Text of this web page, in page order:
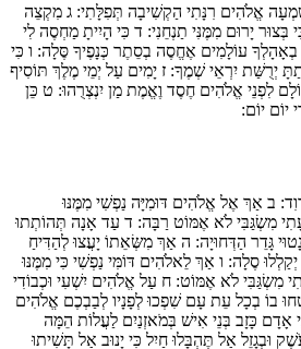
אֱלֹהִים רִנָּתִי הַקְשִׁיבָה תְּפִלָּתִי: ג מִקְצֵה
יָרוּם מִמֶּנִּי תַנְחֵנִי: ד כִּי הָיִיתָ מַחְסֶה לִי
בְאָהָלְךָ עוֹלָמִים אֶחֱסֶה בְסֵתֶר כְּנָפֶיךָ סֶּלָה: ו כִּי
יְרֻשַּׁת יִרְאֵי שְׁמֶךָ: ז יָמִים עַל יְמֵי מֶלֶךְ תּוֹסִיף
לִפְנֵי אֱלֹהִים חֶסֶד וֶאֱמֶת מַן יִנְצְרֻהוּ: ט כֵּן
יוֹם:
ב אַךְ אֶל אֱלֹהִים דּוּמִיָּה נַפְשִׁי מִמֶּנּוּ
מִשְׂגַּבִּי לֹא אֶמּוֹט רַבָּה: ד עַד אָנָה תְּהוֹתְתוּ
גָּדֵר הַדְּחוּיָה: ה אַךְ מִשְּׂאֵתוֹ יָעֲצוּ לְהַדִּיחַ
יְקַלְלוּ סֶלָה: ו אַךְ לֵאלֹהִים דּוֹמִּי נַפְשִׁי כִּי מִמֶּנּוּ
מִשְׂגַּבִּי לֹא אֶמּוֹט: ח עַל אֱלֹהִים יִשְׁעִי וּכְבוֹדִי
בוֹ בְכָל עֵת עָם שִׁפְכוּ לְפָנָיו לְבַבְכֶם אֱלֹהִים
אָדָם כָּזָב בְּנֵי אִישׁ בְּמֹאזְנַיִם לַעֲלוֹת הֵמָּה
וּבְגָזֵל אַל תֶּהְבָּלוּ חַיִל כִּי יָנוּב אַל תָּשִׁיתוּ